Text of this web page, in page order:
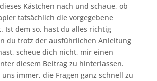
Kästchen nach und schaue, ob
tatsächlich die vorgegebene
Ist dem so, hast du alles richtig
du trotz der ausführlichen Anleitung
scheue dich nicht, mir einen
diesem Beitrag zu hinterlassen.
immer, die Fragen ganz schnell zu